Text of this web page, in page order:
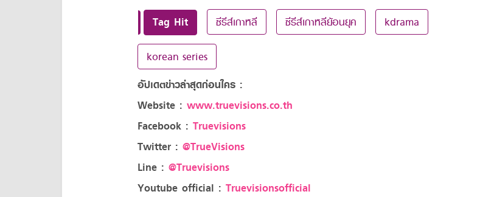
Tag Hit ซีรีส์เกาหลี ซีรีส์เกาหลีย้อนยุค kdrama
korean series
อัปเดตข่าวล่าสุดก่อนใคร :
Website : www.truevisions.co.th
Facebook : Truevisions
Twitter : @TrueVisions
Line : @Truevisions
Youtube official : Truevisionsofficial